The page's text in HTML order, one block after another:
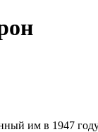
им в 1947